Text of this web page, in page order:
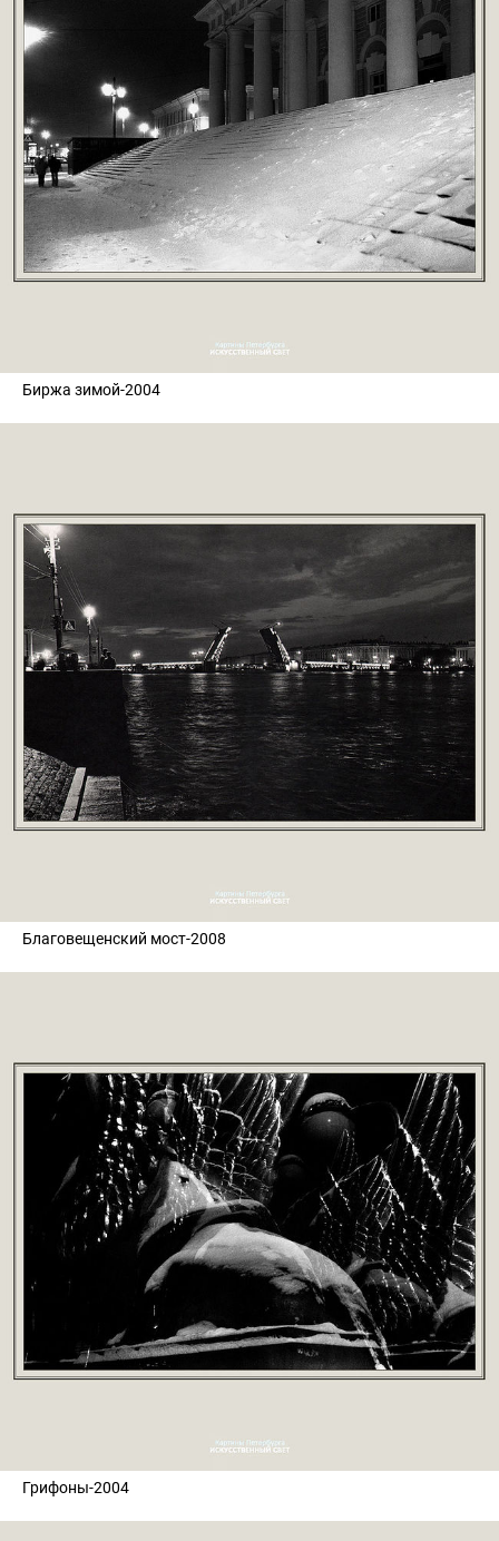
Биржа зимой-2004
Благовещенский мост-2008
Грифоны-2004